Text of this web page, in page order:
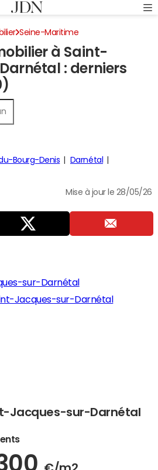
Seine-Maritime
à Saint-
: derniers
Bourg-Denis
Darnétal
Mise à jour le 28/05/26
sur-Darnétal
Jacques-sur-Darnétal
Jacques-sur-Darnétal
€/m2